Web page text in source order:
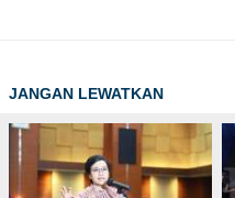
JANGAN LEWATKAN